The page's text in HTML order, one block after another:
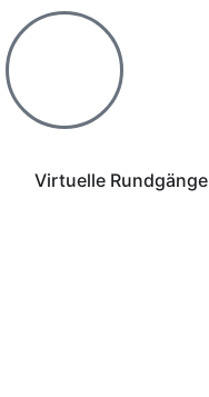
Virtuelle Rundgänge